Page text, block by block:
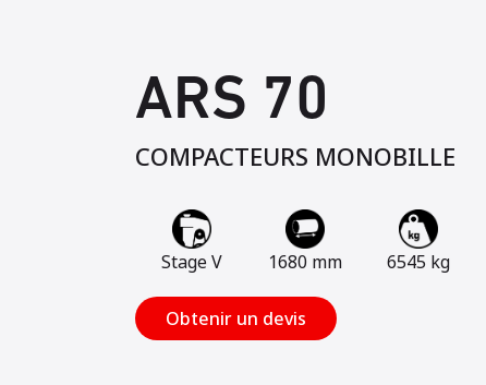
ARS 70
COMPACTEURS MONOBILLE
Stage V 1680 mm 6545 kg
Obtenir un devis